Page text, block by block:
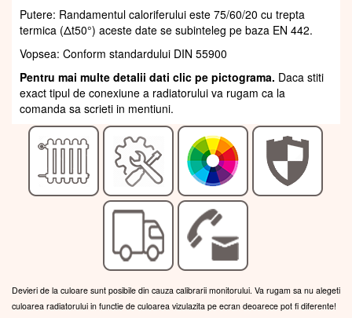
Putere: Randamentul caloriferului este 75/60/20 cu trepta
termica (Δt50°) aceste date se subinteleg pe baza EN 442.
Vopsea: Conform standardului DIN 55900
Pentru mai multe detalii dati clic pe pictograma. Daca stiti
exact tipul de conexiune a radiatorului va rugam ca la
comanda sa scrieti in mentiuni.
Devieri de la culoare sunt posibile din cauza calibrarii monitorului. Va rugam sa nu alegeti
culoarea radiatorului in functie de culoarea vizulazita pe ecran deoarece pot fi diferente!